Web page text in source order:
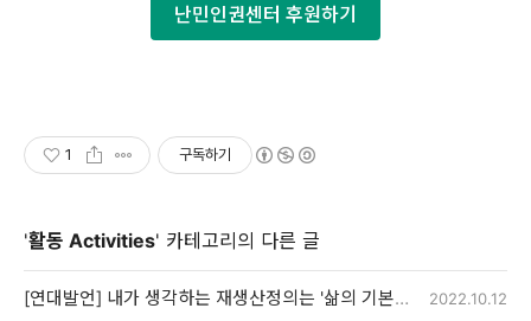
난민인권센터 후원하기
1 구독하기
'활동 Activities' 카테고리의 다른 글
[연대발언] 내가 생각하는 재생산정의는 '삶의 기본적 조건' 그 자체 2022.10.12